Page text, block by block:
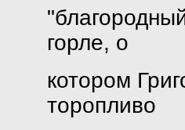
горле, о
котором
торопливо